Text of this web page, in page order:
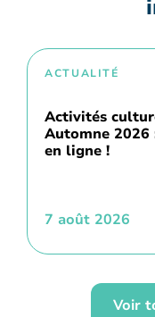
ACTUALITÉ
Activités
Automne
en ligne !
7 août 2026
Voir